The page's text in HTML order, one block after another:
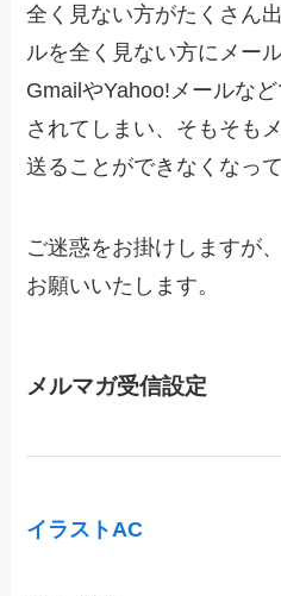
全く見ない方がたくさん
ルを全く見ない方にメー
GmailやYahoo!メールな
されてしまい、そもそも
送ることができなくなっ
ご迷惑をお掛けしますが
お願いいたします。
メルマガ受信設定
イラストAC